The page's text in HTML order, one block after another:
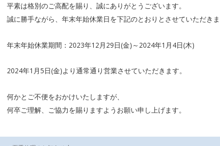
平素は格別のご高配を賜り、誠にありがとうございます。
誠に勝手ながら、年末年始休業日を下記のとおりとさせていただき
年末年始休業期間：2023年12月29日(金)～2024年1月4日(木)
2024年1月5日(金)より通常通り営業させていただきます。
何かとご不便をおかけいたしますが、
何卒ご理解、ご協力を賜りますようお願い申し上げます。
投稿ナビゲーション